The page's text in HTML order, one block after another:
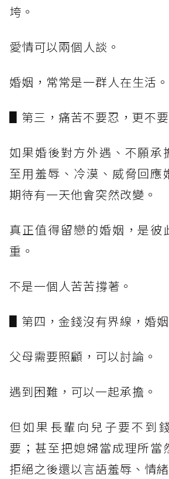
垮。
愛情可以兩個人談。
婚姻，常常是一群人在生活。
▋第三，痛苦不要忍，更不要
如果婚後對方外遇、不願承
至用羞辱、冷漠、威脅回應
期待有一天他會突然改變。
真正值得留戀的婚姻，是彼
重。
不是一個人苦苦撐著。
▋第四，金錢沒有界線，婚姻
父母需要照顧，可以討論。
遇到困難，可以一起承擔。
但如果長輩向兒子要不到
要；甚至把媳婦當成理所當
拒絕之後還以言語羞辱、情緒